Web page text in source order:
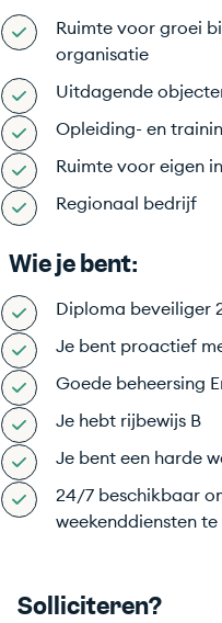
Ruimte voor groei
organisatie
Uitdagende
Opleiding- en
Ruimte voor eigen
Regionaal bedrijf
Wie je bent:
Diploma beveiliger
Je bent proactief
Goede beheersing
Je hebt rijbewijs B
Je bent een harde
24/7 beschikbaar
weekenddiensten
Solliciteren?